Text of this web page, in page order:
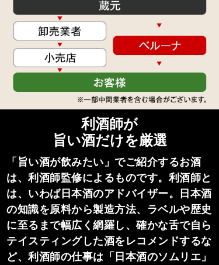
利酒師が
旨い酒だけを厳選
「旨い酒が飲みたい」でご紹介するお酒
は、利酒師監修によるものです。利酒師と
は、いわば日本酒のアドバイザー。日本酒
の知識を原料から製造方法、ラベルや歴史
に至るまで幅広く網羅し、確かな舌で自ら
テイスティングした酒をレコメンドするな
ど、利酒師の仕事は「日本酒のソムリエ」